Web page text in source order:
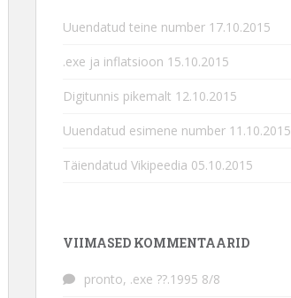
Uuendatud teine number 17.10.2015
.exe ja inflatsioon 15.10.2015
Digitunnis pikemalt 12.10.2015
Uuendatud esimene number 11.10.2015
Täiendatud Vikipeedia 05.10.2015
VIIMASED KOMMENTAARID
pronto, .exe ??.1995 8/8